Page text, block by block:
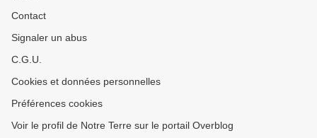
Contact
Signaler un abus
C.G.U.
Cookies et données personnelles
Préférences cookies
Voir le profil de Notre Terre sur le portail Overblog